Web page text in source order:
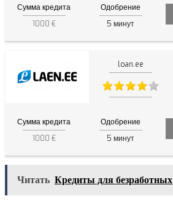
Сумма кредита
1000 €
Одобрение
5 минут
loan.ee
Сумма кредита
1000 €
Одобрение
5 минут
Читать Кредиты для безработных